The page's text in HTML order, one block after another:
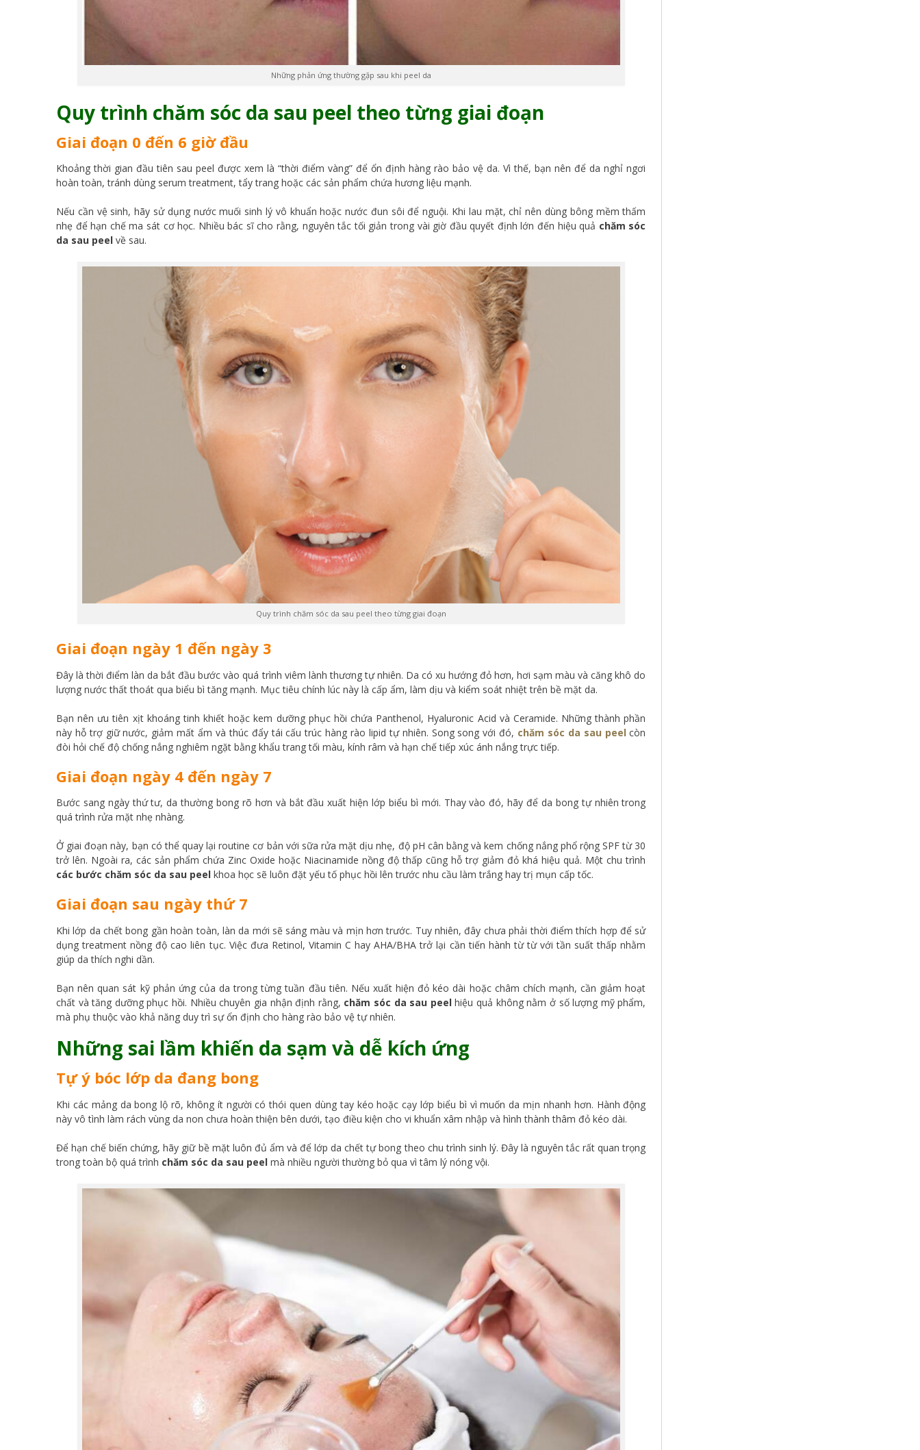
Những phản ứng thường gặp sau khi peel da
Quy trình chăm sóc da sau peel theo từng giai đoạn
Giai đoạn 0 đến 6 giờ đầu
Khoảng thời gian đầu tiên sau peel được xem là “thời điểm vàng” để ổn định hàng rào bảo vệ da. Vì thế, bạn nên để da nghỉ ngơi
hoàn toàn, tránh dùng serum treatment, tẩy trang hoặc các sản phẩm chứa hương liệu mạnh.
Nếu cần vệ sinh, hãy sử dụng nước muối sinh lý vô khuẩn hoặc nước đun sôi để nguội. Khi lau mặt, chỉ nên dùng bông mềm thấm
nhẹ để hạn chế ma sát cơ học. Nhiều bác sĩ cho rằng, nguyên tắc tối giản trong vài giờ đầu quyết định lớn đến hiệu quả chăm sóc
da sau peel về sau.
Quy trình chăm sóc da sau peel theo từng giai đoạn
Giai đoạn ngày 1 đến ngày 3
Đây là thời điểm làn da bắt đầu bước vào quá trình viêm lành thương tự nhiên. Da có xu hướng đỏ hơn, hơi sạm màu và căng khô do
lượng nước thất thoát qua biểu bì tăng mạnh. Mục tiêu chính lúc này là cấp ẩm, làm dịu và kiểm soát nhiệt trên bề mặt da.
Bạn nên ưu tiên xịt khoáng tinh khiết hoặc kem dưỡng phục hồi chứa Panthenol, Hyaluronic Acid và Ceramide. Những thành phần
này hỗ trợ giữ nước, giảm mất ẩm và thúc đẩy tái cấu trúc hàng rào lipid tự nhiên. Song song với đó, chăm sóc da sau peel còn
đòi hỏi chế độ chống nắng nghiêm ngặt bằng khẩu trang tối màu, kính râm và hạn chế tiếp xúc ánh nắng trực tiếp.
Giai đoạn ngày 4 đến ngày 7
Bước sang ngày thứ tư, da thường bong rõ hơn và bắt đầu xuất hiện lớp biểu bì mới. Thay vào đó, hãy để da bong tự nhiên trong
quá trình rửa mặt nhẹ nhàng.
Ở giai đoạn này, bạn có thể quay lại routine cơ bản với sữa rửa mặt dịu nhẹ, độ pH cân bằng và kem chống nắng phổ rộng SPF từ 30
trở lên. Ngoài ra, các sản phẩm chứa Zinc Oxide hoặc Niacinamide nồng độ thấp cũng hỗ trợ giảm đỏ khá hiệu quả. Một chu trình
các bước chăm sóc da sau peel khoa học sẽ luôn đặt yếu tố phục hồi lên trước nhu cầu làm trắng hay trị mụn cấp tốc.
Giai đoạn sau ngày thứ 7
Khi lớp da chết bong gần hoàn toàn, làn da mới sẽ sáng màu và mịn hơn trước. Tuy nhiên, đây chưa phải thời điểm thích hợp để sử
dụng treatment nồng độ cao liên tục. Việc đưa Retinol, Vitamin C hay AHA/BHA trở lại cần tiến hành từ từ với tần suất thấp nhằm
giúp da thích nghi dần.
Bạn nên quan sát kỹ phản ứng của da trong từng tuần đầu tiên. Nếu xuất hiện đỏ kéo dài hoặc châm chích mạnh, cần giảm hoạt
chất và tăng dưỡng phục hồi. Nhiều chuyên gia nhận định rằng, chăm sóc da sau peelhiệu quả không nằm ở số lượng mỹ phẩm,
mà phụ thuộc vào khả năng duy trì sự ổn định cho hàng rào bảo vệ tự nhiên.
Những sai lầm khiến da sạm và dễ kích ứng
Tự ý bóc lớp da đang bong
Khi các mảng da bong lộ rõ, không ít người có thói quen dùng tay kéo hoặc cạy lớp biểu bì vì muốn da mịn nhanh hơn. Hành động
này vô tình làm rách vùng da non chưa hoàn thiện bên dưới, tạo điều kiện cho vi khuẩn xâm nhập và hình thành thâm đỏ kéo dài.
Để hạn chế biến chứng, hãy giữ bề mặt luôn đủ ẩm và để lớp da chết tự bong theo chu trình sinh lý. Đây là nguyên tắc rất quan trọng
trong toàn bộ quá trình chăm sóc da sau peel mà nhiều người thường bỏ qua vì tâm lý nóng vội.